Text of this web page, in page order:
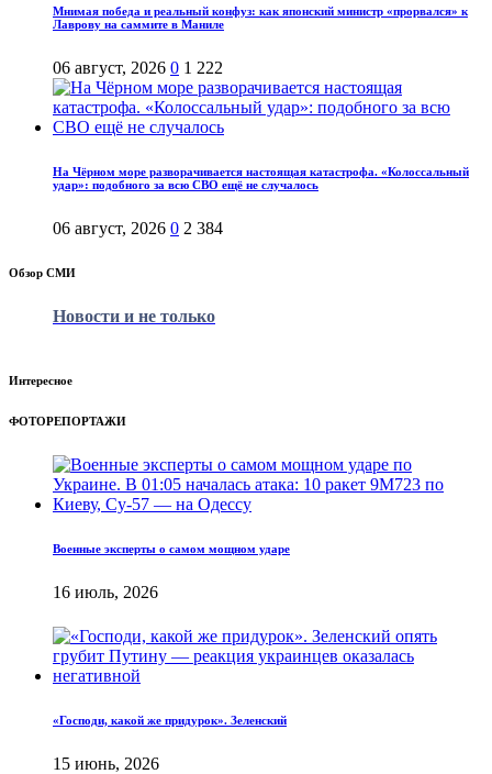
Мнимая победа и реальный конфуз: как японский министр «прорвался» к
Лаврову на саммите в Маниле
06 август, 2026 0 1 222
На Чёрном море разворачивается настоящая катастрофа. «Колоссальный
удар»: подобного за всю СВО ещё не случалось
06 август, 2026 0 2 384
Обзор СМИ
Новости и не только
Интересное
ФОТОРЕПОРТАЖИ
Военные эксперты о самом мощном ударе
16 июль, 2026
«Господи, какой же придурок». Зеленский
15 июнь, 2026